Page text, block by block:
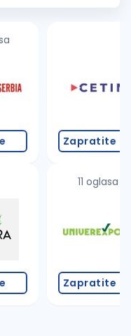
Zapratite
11 oglasa
Zapratite